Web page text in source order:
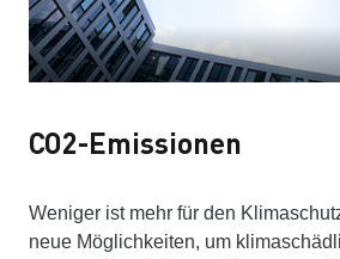
CO2-Emissionen
Weniger ist mehr für den
neue Möglichkeiten, um